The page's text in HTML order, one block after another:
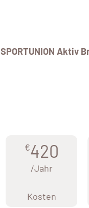
SPORTUNION Aktiv
€420
/Jahr
Kosten